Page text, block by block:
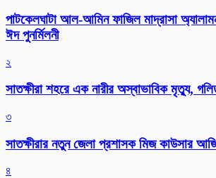
পাটকেলঘাটা আল-আমিন ফাজিল মাদ্রাসা
ঈদ পুনর্মিলনী
২
সাতক্ষীরা শহরে এক নারীর অস্বাভাবিক মৃত্যু,
৩
সাতক্ষীরার নতুন জেলা প্রশাসক মিজ কাউসার
৪